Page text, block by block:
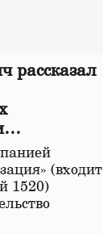
рассказал
моста
(входит
1520)